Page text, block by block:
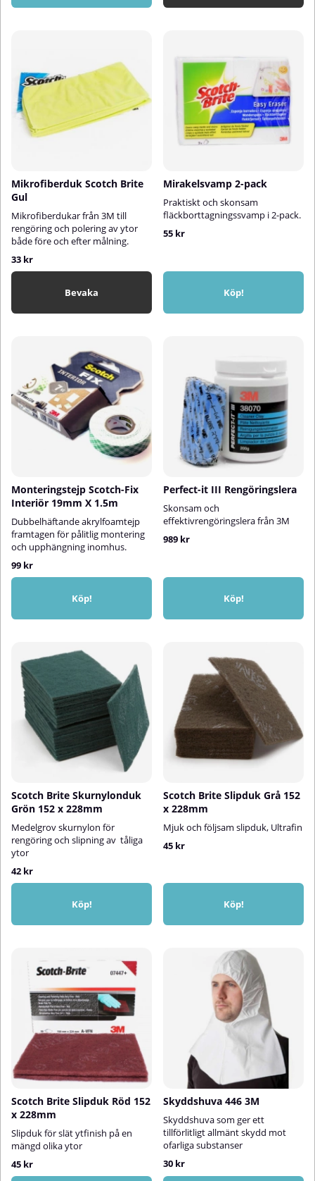
Mikrofiberduk Scotch Brite
Gul
Mikrofiberdukar från 3M till
rengöring och polering av ytor
både före och efter målning.
33 kr
Bevaka
Mirakelsvamp 2-pack
Praktiskt och skonsam
fläckborttagningssvamp i 2-pack.
55 kr
Köp!
Monteringstejp Scotch-Fix
Interiör 19mm X 1.5m
Dubbelhäftande akrylfoamtejp
framtagen för pålitlig montering
och upphängning inomhus.
99 kr
Köp!
Perfect-it III Rengöringslera
Skonsam och
effektivrengöringslera från 3M
989 kr
Köp!
Scotch Brite Skurnylonduk
Grön 152 x 228mm
Medelgrov skurnylon för
rengöring och slipning av tåliga
ytor
42 kr
Köp!
Scotch Brite Slipduk Grå 152
x 228mm
Mjuk och följsam slipduk, Ultrafin
45 kr
Köp!
Scotch Brite Slipduk Röd 152
x 228mm
Slipduk för slät ytfinish på en
mängd olika ytor
45 kr
Skyddshuva 446 3M
Skyddshuva som ger ett
tillförlitligt allmänt skydd mot
ofarliga substanser
30 kr